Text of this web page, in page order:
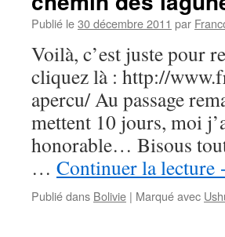
Publié le30 décembre 2011 par
Voilà, c’est juste pour
cliquez là : http://
apercu/ Au passage
mettent 10 jours, moi
honorable… Bisous
… Continuer la lecture
Publié dans Bolivie | Marqué avec